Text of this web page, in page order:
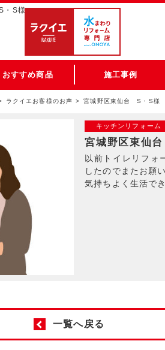
・S様
おすすめ商品 施工事例
ラクイエお客様のお声 宮城野区東仙台 S・S様
キッチンリフォーム
宮城野区東仙
以前トイレリフォ
したのでまたお願
気持ちよく生活で
一覧へ戻る